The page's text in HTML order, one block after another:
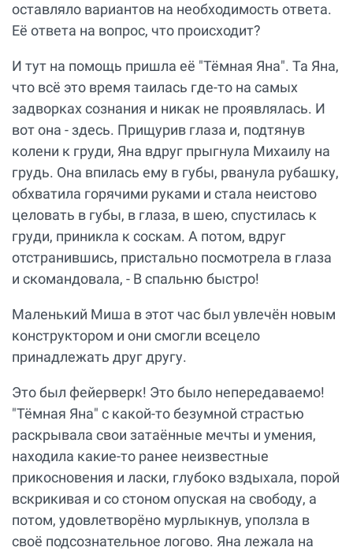
оставляло вариантов на необходимость ответа.
Её ответа на вопрос, что происходит?
И тут на помощь пришла её "Тёмная Яна". Та Яна,
что всё это время таилась где-то на самых
задворках сознания и никак не проявлялась. И
вот она - здесь. Прищурив глаза и, подтянув
колени к груди, Яна вдруг прыгнула Михаилу на
грудь. Она впилась ему в губы, рванула рубашку,
обхватила горячими руками и стала неистово
целовать в губы, в глаза, в шею, спустилась к
груди, приникла к соскам. А потом, вдруг
отстранившись, пристально посмотрела в глаза
и скомандовала, - В спальню быстро!
Маленький Миша в этот час был увлечён новым
конструктором и они смогли всецело
принадлежать друг другу.
Это был фейерверк! Это было непередаваемо!
"Тёмная Яна" с какой-то безумной страстью
раскрывала свои затаённые мечты и умения,
находила какие-то ранее неизвестные
прикосновения и ласки, глубоко вздыхала, порой
вскрикивая и со стоном опуская на свободу, а
потом, удовлетворёно мурлыкнув, уползла в
своё подсознательное логово. Яна лежала на